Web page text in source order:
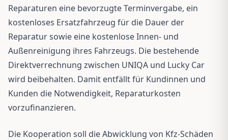
Reparaturen eine bevorzugte Terminvergabe, ein
kostenloses Ersatzfahrzeug für die Dauer der
Reparatur sowie eine kostenlose Innen- und
Außenreinigung ihres Fahrzeugs. Die bestehende
Direktverrechnung zwischen UNIQA und Lucky Car
wird beibehalten. Damit entfällt für Kundinnen und
Kunden die Notwendigkeit, Reparaturkosten
vorzufinanzieren.
Die Kooperation soll die Abwicklung von Kfz-Schäden